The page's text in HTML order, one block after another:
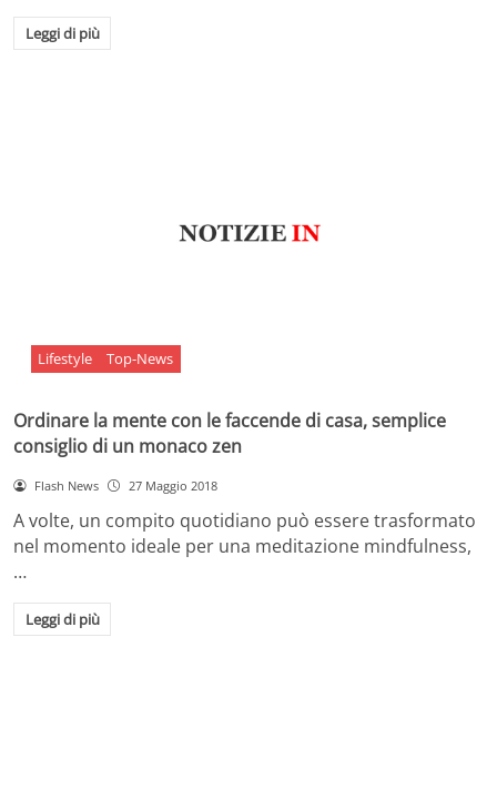
Leggi di più
Lifestyle Top-News
Ordinare la mente con le faccende di casa, semplice
consiglio di un monaco zen
Flash News 27 Maggio 2018
A volte, un compito quotidiano può essere trasformato
nel momento ideale per una meditazione mindfulness,
…
Leggi di più